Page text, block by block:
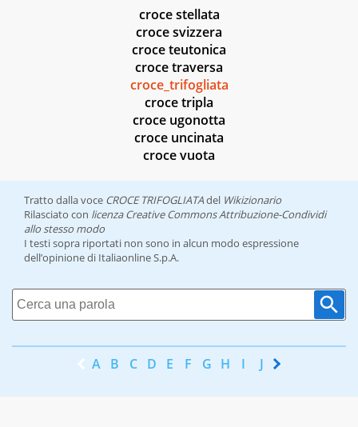
croce stellata
croce svizzera
croce teutonica
croce traversa
croce_trifogliata
croce tripla
croce ugonotta
croce uncinata
croce vuota
Tratto dalla voce CROCE TRIFOGLIATAdel Wikizionario
Rilasciato con licenza Creative Commons Attribuzione-Condividi
allo stesso modo
I testi sopra riportati non sono in alcun modo espressione
dell’opinione di Italiaonline S.p.A.
A B C D E F G H I J K